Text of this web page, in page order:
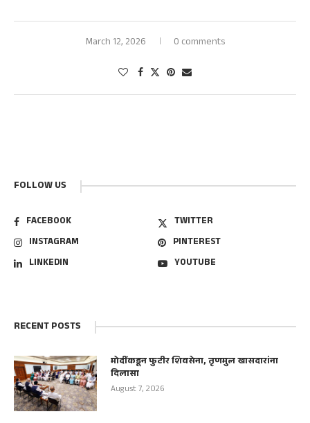
March 12, 2026 0 comments
FOLLOW US
FACEBOOK
TWITTER
INSTAGRAM
PINTEREST
LINKEDIN
YOUTUBE
RECENT POSTS
मोदींकडून फुटीर शिवसेना, तृणमुल खासदारांना
दिलासा
August 7, 2026